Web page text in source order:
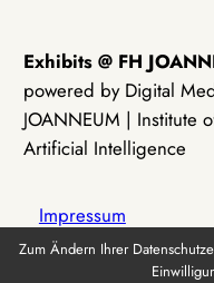
Exhibits @ FH
powered by Digital
JOANNEUM | Institute
Artificial Intelligence
Impressum
Zum Ändern Ihrer